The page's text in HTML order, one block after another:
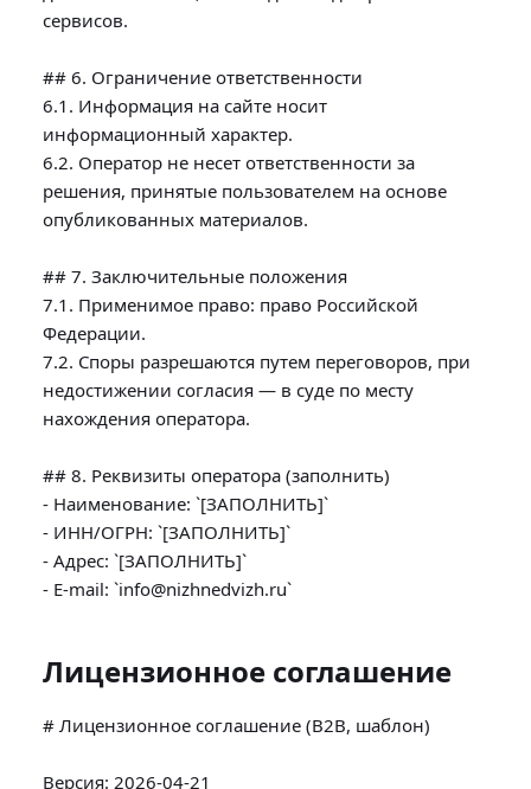
сервисов.
## 6. Ограничение ответственности
6.1. Информация на сайте носит
информационный характер.
6.2. Оператор не несет ответственности за
решения, принятые пользователем на основе
опубликованных материалов.
## 7. Заключительные положения
7.1. Применимое право: право Российской
Федерации.
7.2. Споры разрешаются путем переговоров, при
недостижении согласия — в суде по месту
нахождения оператора.
## 8. Реквизиты оператора (заполнить)
- Наименование: `[ЗАПОЛНИТЬ]`
- ИНН/ОГРН: `[ЗАПОЛНИТЬ]`
- Адрес: `[ЗАПОЛНИТЬ]`
Лицензионное соглашение
# Лицензионное соглашение (B2B, шаблон)
Версия: 2026-04-21